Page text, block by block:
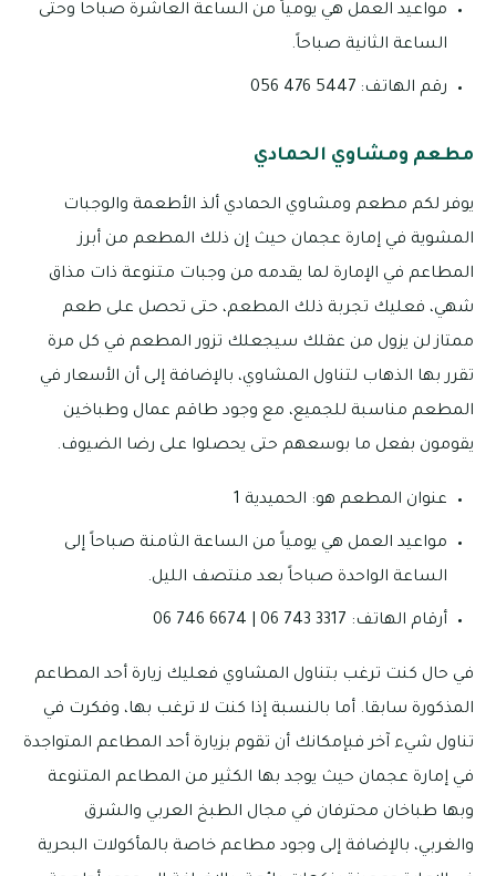
مواعيد العمل هي يومياً من الساعة العاشرة صباحا وحتى
الساعة الثانية صباحاً.
رقم الهاتف: 5447 476 056
مطعم ومشاوي الحمادي
يوفر لكم مطعم ومشاوي الحمادي ألذ الأطعمة والوجبات
المشوية في إمارة عجمان حيث إن ذلك المطعم من أبرز
المطاعم في الإمارة لما يقدمه من وجبات متنوعة ذات مذاق
شهي، فعليك تجربة ذلك المطعم، حتى تحصل على طعم
ممتاز لن يزول من عقلك سيجعلك تزور المطعم في كل مرة
تقرر بها الذهاب لتناول المشاوي، بالإضافة إلى أن الأسعار في
المطعم مناسبة للجميع، مع وجود طاقم عمال وطباخين
يقومون بفعل ما بوسعهم حتى يحصلوا على رضا الضيوف.
عنوان المطعم هو: الحميدية 1
مواعيد العمل هي يومياً من الساعة الثامنة صباحاً إلى
الساعة الواحدة صباحاً بعد منتصف الليل.
أرقام الهاتف: 3317 743 06 | 6674 746 06
في حال كنت ترغب بتناول المشاوي فعليك زيارة أحد المطاعم
المذكورة سابقا. أما بالنسبة إذا كنت لا ترغب بها، وفكرت في
تناول شيء آخر فبإمكانك أن تقوم بزيارة أحد المطاعم المتواجدة
في إمارة عجمان حيث يوجد بها الكثير من المطاعم المتنوعة
وبها طباخان محترفان في مجال الطبخ العربي والشرق
والغربي، بالإضافة إلى وجود مطاعم خاصة بالمأكولات البحرية